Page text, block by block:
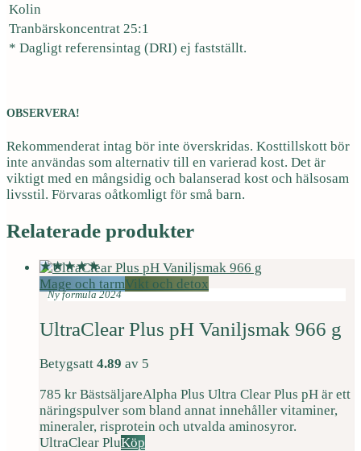
Kolin
Tranbärskoncentrat 25:1
* Dagligt referensintag (DRI) ej fastställt.
OBSERVERA!
Rekommenderat intag bör inte överskridas. Kosttillskott bör
inte användas som alternativ till en varierad kost. Det är
viktigt med en mångsidig och balanserad kost och hälsosam
livsstil. Förvaras oåtkomligt för små barn.
Relaterade produkter
Mage och tarmVikt och detox
Ny formula 2024
UltraClear Plus pH Vaniljsmak 966 g
Betygsatt 4.89 av 5
785 kr BästsäljareAlpha Plus Ultra Clear Plus pH är ett
näringspulver som bland annat innehåller vitaminer,
mineraler, risprotein och utvalda aminosyror.
UltraClear PluKöp